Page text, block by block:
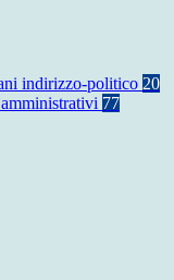
indirizzo-politico 20
77